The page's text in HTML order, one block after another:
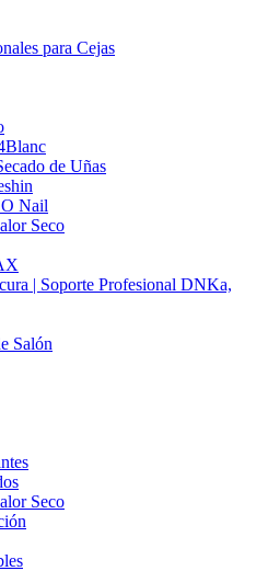
para Cejas
de Uñas
Nail
Seco
| Soporte Profesional DNKa,
Salón
Seco